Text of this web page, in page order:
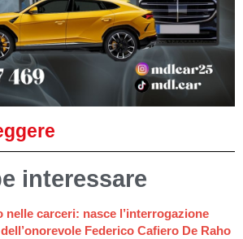
interessare
nelle carceri: nasce l’interrogazione
Federico Cafiero De Raho